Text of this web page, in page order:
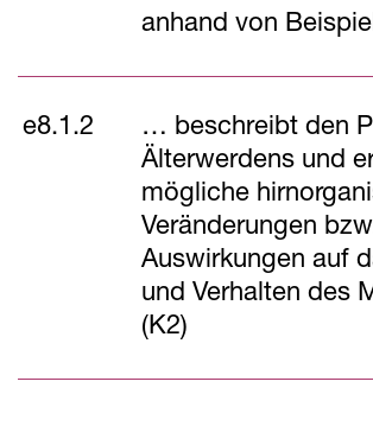
anhand von
e8.1.2
… beschreibt den
Älterwerdens und
mögliche
Veränderungen
Auswirkungen auf
und Verhalten des
(K2)